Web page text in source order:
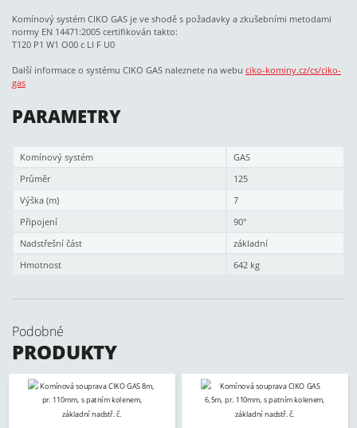
Komínový systém CIKO GAS je ve shodě s požadavky a zkušebními metodami
normy EN 14471:2005 certifikován takto:
T120 P1 W1 O00 c LI F U0
Další informace o systému CIKO GAS naleznete na webu ciko-kominy.cz/cs/ciko-
gas
PARAMETRY
Komínový systém
GAS
Průměr
125
Výška (m)
7
Připojení
90°
Nadstřešní část
základní
Hmotnost
642 kg
Podobné
PRODUKTY